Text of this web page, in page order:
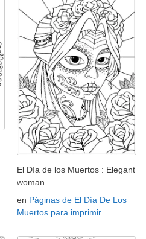
El Día de los Muertos : Elegant
woman
en Páginas de El Día De Los
Muertos para imprimir